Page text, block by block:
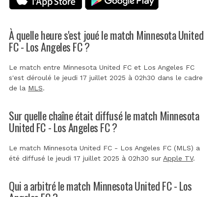
À quelle heure s'est joué le match Minnesota United
FC - Los Angeles FC ?
Le match entre Minnesota United FC et Los Angeles FC
s'est déroulé le jeudi 17 juillet 2025 à 02h30 dans le cadre
de la MLS.
Sur quelle chaîne était diffusé le match Minnesota
United FC - Los Angeles FC ?
Le match Minnesota United FC - Los Angeles FC (MLS) a
été diffusé le jeudi 17 juillet 2025 à 02h30 sur Apple TV.
Qui a arbitré le match Minnesota United FC - Los